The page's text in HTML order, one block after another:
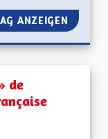
ANZEIGEN
de